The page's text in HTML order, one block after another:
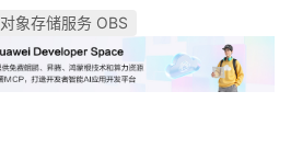
对象存储服务 OBS